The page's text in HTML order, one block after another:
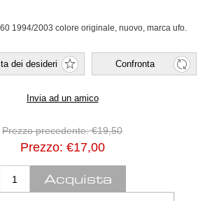
1994/2003 colore originale, nuovo, marca ufo.
Prezzo precedente: €19,50
Prezzo: €17,00